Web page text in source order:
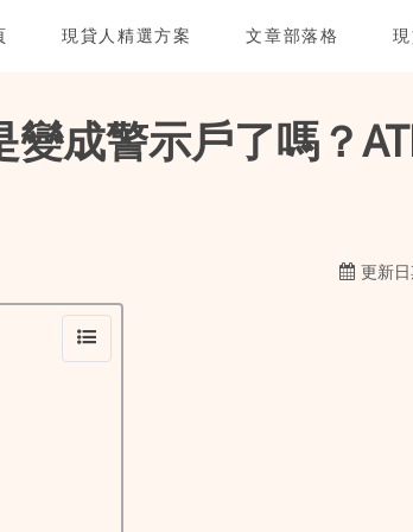
現貸人精選方案 文章部落格
成警示戶了嗎？
更新